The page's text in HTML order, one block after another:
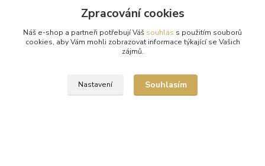
Obchodní podmínky
Ochrana osobních údajů
Kontakty
Reklamační řád
Zpracování cookies
Náš e-shop a partneři potřebují Váš souhlas s použitím souborů
cookies, aby Vám mohli zobrazovat informace týkající se Vašich
zájmů.
Nastavení Souhlasím